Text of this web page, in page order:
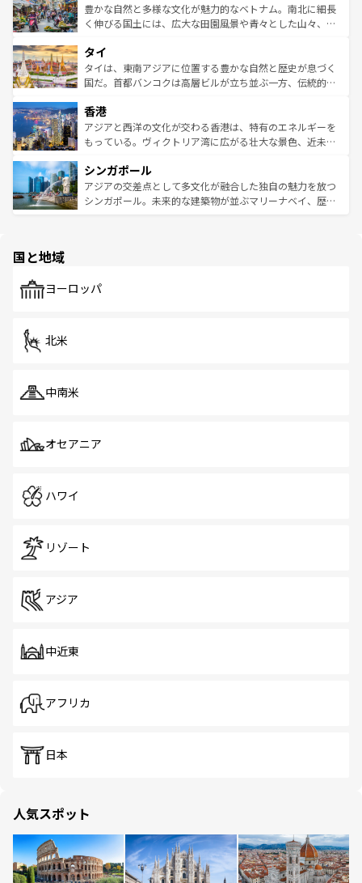
が味わえる。 なお、新着の台湾情報は コンテンツ一覧を参
照してほしい。
できる。そして、キムチや焼肉、絶品のストリートフード
まで、さまざまな韓国料理が待っている。夜には、韓国な
リティに包まれながら、韓国の多彩な魅力を心ゆくまで味
わってみてほしい。 なお、新着の韓国情報はコンテンツ一
覧を参照してほしい。
豊かな自然と多様な文化が魅力的なベトナム。南北に細長
く伸びる国土には、広大な田園風景や青々とした山々、世
急速な発展と共に伝統が息づく。ハノイの古い町並みやホ
ーチミン市のフランス統治時代の建物も、独特の雰囲気を
醸し出している。また、バラエティの豊かさとおいしさで
とつ。フォーやバインミー、ベトナムコーヒーなどは、ぜ
ひ現地で味わいたい。どの地域を訪れてもあたたかい人々
が旅行者を迎えてくれるので、きっと忘れられない旅にな
参照してほしい。
タイ
タイは、東南アジアに位置する豊かな自然と歴史が息づく
国だ。首都バンコクは高層ビルが立ち並ぶ一方、伝統的な
の活気が交差している。北部ではチェンマイなどの山岳地
帯で自然と触れ合い、南部ではプーケットやクラビの美し
いビーチでリゾート気分を楽しむことができる。タイ料理
激する。気候は一年中温暖で、どの季節にも異なる楽しみ
が待っている。親しみやすいタイの人々、仏教を中心とし
た文化、そして多様な観光資源が、訪れる旅人を魅了し続
香港
アジアと西洋の文化が交わる香港は、特有のエネルギーを
もっている。ヴィクトリア湾に広がる壮大な景色、近未来
み、どこを訪れても感動するはず。観光スポットが密集し
ており、効率よく見どころを回れるのも魅力。息をのむよ
うな絶景から文化的な体験まで、香港を存分に楽しみ尽く
シンガポール
アジアの交差点として多文化が融合した独自の魅力を放つ
シンガポール。未来的な建築物が並ぶマリーナベイ、歴史
で、ホーカーズは地元の風情を楽しめる外せないスポット
国と地域
ヨーロッパ
北米
中南米
オセアニア
ハワイ
リゾート
アジア
中近東
アフリカ
日本
人気スポット